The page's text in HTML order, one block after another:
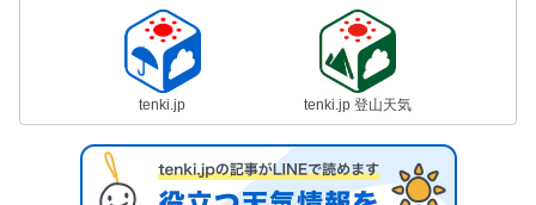
tenki.jp tenki.jp 登山天気